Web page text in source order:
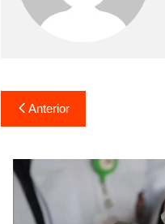
Navegação
de
Post
Anterior